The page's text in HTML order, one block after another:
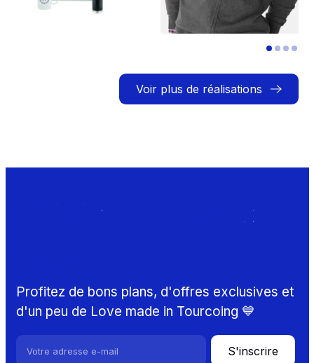
Voir plus de réalisations
Rejoignez le Club
Profitez de bons plans, d'offres exclusives et
d'un peu de Love made in Tourcoing 💙
S'inscrire